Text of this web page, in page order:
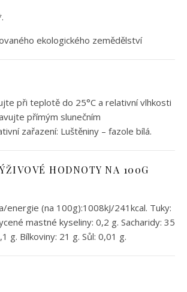
ekologického zemědělství
při teplotě do 25°C a relativní vlhkosti
přímým slunečním
zařazení: Luštěniny – fazole bílá.
HODNOTY NA 100G
energie (na 100g):1008kJ/241kcal. Tuky:
mastné kyseliny: 0,2 g. Sacharidy: 35
g. Bílkoviny: 21 g. Sůl: 0,01 g.